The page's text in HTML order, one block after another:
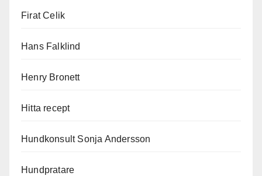
Firat Celik
Hans Falklind
Henry Bronett
Hitta recept
Hundkonsult Sonja Andersson
Hundpratare